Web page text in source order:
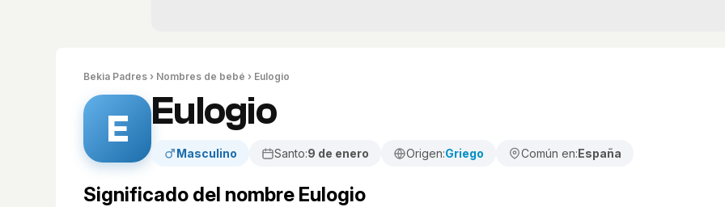
Bekia Padres › Nombres de bebé › Eulogio
E Eulogio
Masculino Santo:9 de enero Origen:Griego Común en:España
Significado del nombre Eulogio